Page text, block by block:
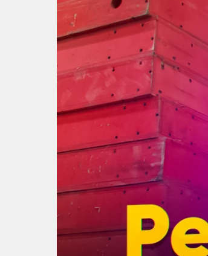
Профильные системы
Сублимация и термотрансфер
Светотехника
Инженерные пластики
Упаковочные материалы
Оборудование и инструмент
Новинки ассортимента
Oracal 641
Orajet 3640
Плёнка монтажная Oratape
ПЭТ листовой